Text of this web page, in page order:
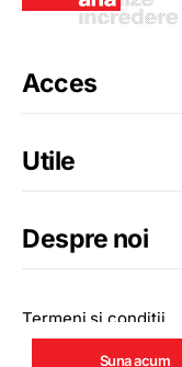
Suna acum
Acces
Utile
Despre noi
Termeni si conditii
© 2026